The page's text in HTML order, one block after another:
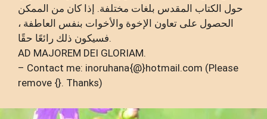
حول الكتاب المقدس بلغات مختلفة. إذا كان من الممكن
الحصول على تعاون الإخوة والأخوات بنفس العاطفة ،
فسيكون ذلك رائعًا حقًا.
AD MAJOREM DEI GLORIAM.
– Contact me: inoruhana{@}hotmail.com (Please
remove {}. Thanks)